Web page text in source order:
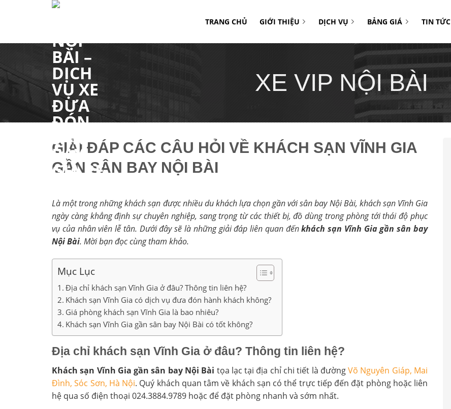
dung
TRANG CHỦ GIỚI THIỆU DỊCH VỤ BẢNG GIÁ TIN TỨC
XE VIP NỘI BÀI
GIẢI ĐÁP CÁC CÂU HỎI VỀ KHÁCH SẠN VĨNH GIA
GẦN SÂN BAY NỘI BÀI
Là một trong những khách sạn được nhiều du khách lựa chọn gần với sân bay Nội Bài, khách sạn Vĩnh Gia
ngày càng khẳng định sự chuyên nghiệp, sang trọng từ các thiết bị, đồ dùng trong phòng tới thái độ phục
vụ của nhân viên lễ tân. Dưới đây sẽ là những giải đáp liên quan đếnkhách sạn Vĩnh Gia gần sân bay
Nội Bài. Mời bạn đọc cùng tham khảo.
Mục Lục
Địa chỉ khách sạn Vĩnh Gia ở đâu? Thông tin liên hệ?
Khách sạn Vĩnh Gia có dịch vụ đưa đón hành khách không?
Giá phòng khách sạn Vĩnh Gia là bao nhiêu?
Khách sạn Vĩnh Gia gần sân bay Nội Bài có tốt không?
Địa chỉ khách sạn Vĩnh Gia ở đâu? Thông tin liên hệ?
Khách sạn Vĩnh Gia gần sân bay Nội Bài tọa lạc tại địa chỉ chi tiết là đườngVõ Nguyên Giáp, Mai
Đình, Sóc Sơn, Hà Nội. Quý khách quan tâm về khách sạn có thể trực tiếp đến đặt phòng hoặc liên
hệ qua số điện thoại 024.3884.9789 hoặc để đặt phòng nhanh và sớm nhất.